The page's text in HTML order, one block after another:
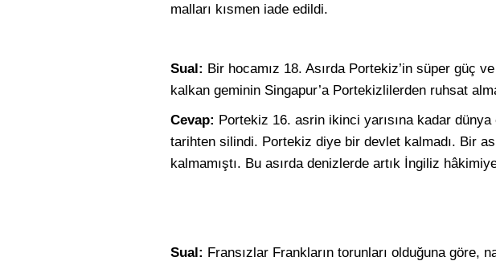
malları kısmen iade edildi.
Sual: Bir hocamız 18. Asırda Portekiz’in süper güç
kalkan geminin Singapur’a Portekizlilerden ruhsat
Cevap: Portekiz 16. asrin ikinci yarısına kadar
tarihten silindi. Portekiz diye bir devlet kalmadı. Bir
kalmamıştı. Bu asırda denizlerde artık İngiliz
Sual: Fransızlar Frankların torunları olduğuna göre,